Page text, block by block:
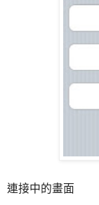
連接中的畫面